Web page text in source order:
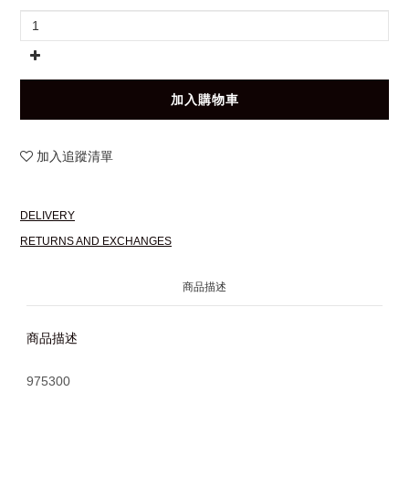
加入購物車
加入追蹤清單
DELIVERY
RETURNS AND EXCHANGES
商品描述
商品描述
975300